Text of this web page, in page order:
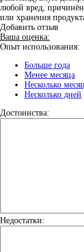
любой вред,
или хранения
Добавить отзыв
Ваша оценка:
Опыт использования:
Больше года
Менее месяца
Несколько
Несколько дней
Достоинства:
Недостатки: